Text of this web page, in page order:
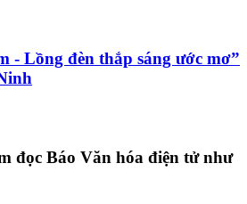
- Lồng đèn thắp sáng ước mơ”
đọc Báo Văn hóa điện tử như